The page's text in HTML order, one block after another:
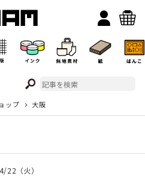
ップ 大阪
22（火）